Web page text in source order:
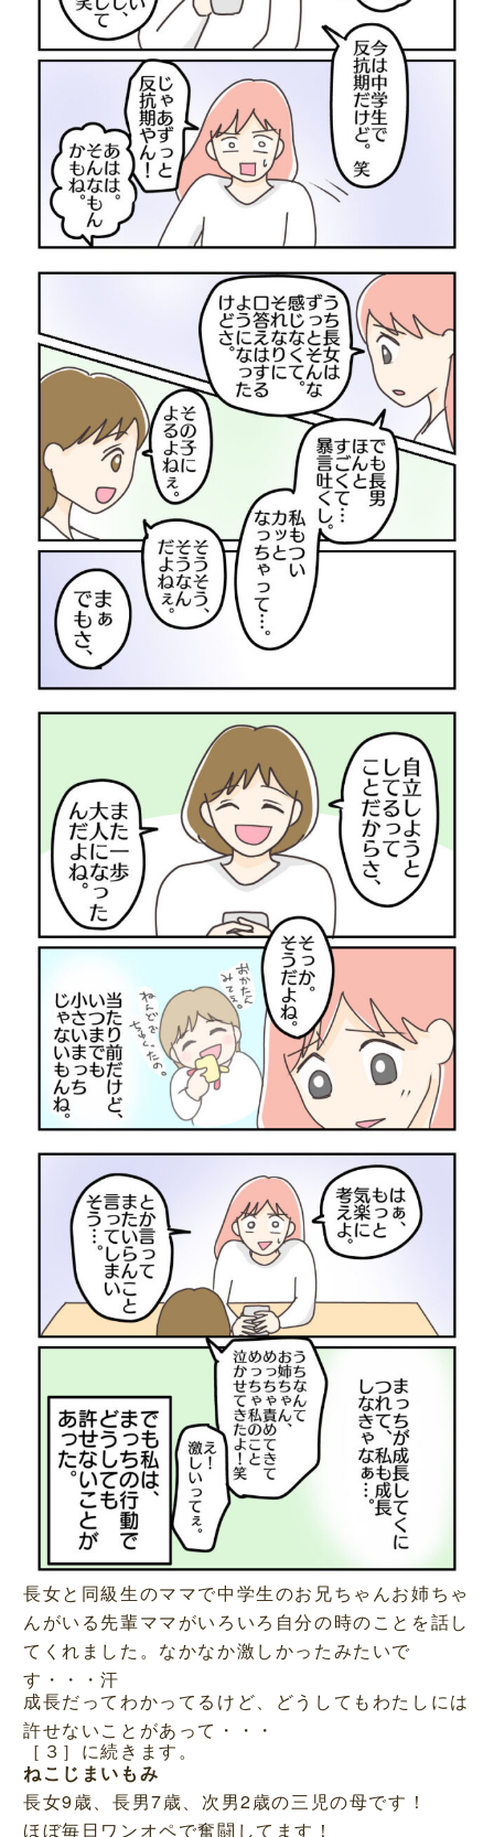
長女と同級生のママで中学生のお兄ちゃんお姉ちゃ
んがいる先輩ママがいろいろ自分の時のことを話し
てくれました。なかなか激しかったみたいで
す・・・汗
成長だってわかってるけど、どうしてもわたしには
許せないことがあって・・・
［３］に続きます。
ねこじまいもみ
長女9歳、長男7歳、次男2歳の三児の母です！
ほぼ毎日ワンオペで奮闘してます！